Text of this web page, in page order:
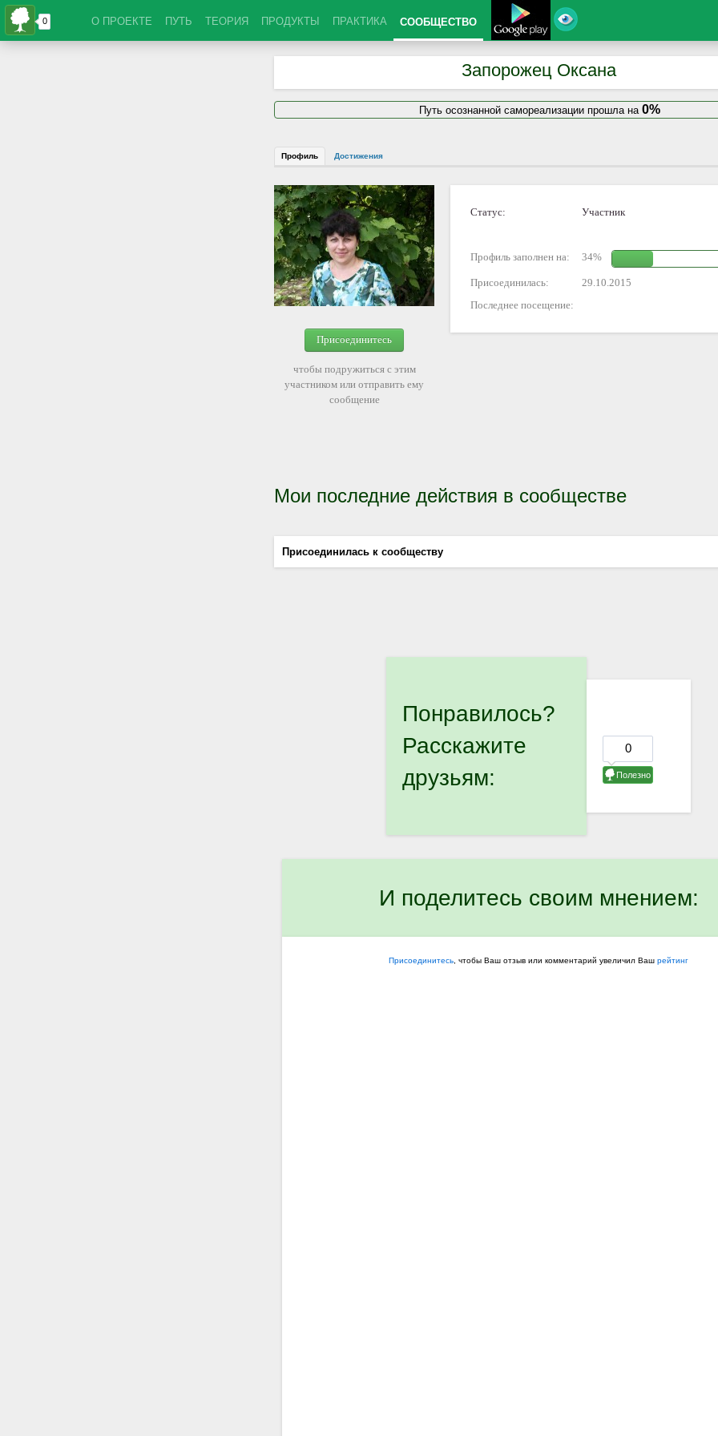
О ПРОЕКТЕ ПУТЬ ТЕОРИЯ ПРОДУКТЫ ПРАКТИКА СООБЩЕСТВО
Запорожец Оксана
Путь осознанной самореализации прошла на 0%
Профиль Достижения
Присоединитесь
чтобы подружиться с этим
участником или отправить ему
сообщение
Статус: Участник
Профиль заполнен на: 34%
Присоединилась:
29.10.2015
Последнее посещение:
Мои последние действия в сообществе
Присоединилась к сообществу
Понравилось?
Расскажите
друзьям:
И поделитесь своим мнением:
Присоединитесь , чтобы Ваш отзыв или комментарий увеличил Ваш рейтинг